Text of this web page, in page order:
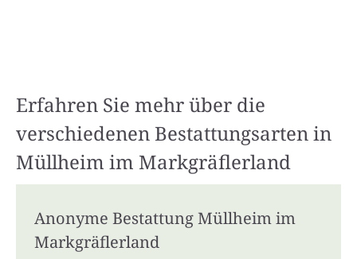
Erfahren Sie mehr über die
verschiedenen Bestattungsarten in
Müllheim im Markgräflerland
Anonyme Bestattung Müllheim im
Markgräflerland